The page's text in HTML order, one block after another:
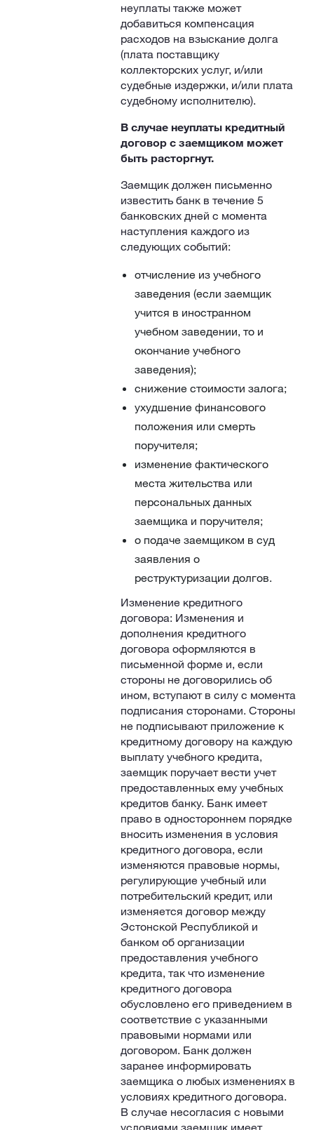
неуплаты также может
добавиться компенсация
расходов на взыскание долга
(плата поставщику
коллекторских услуг, и/или
судебные издержки, и/или плата
судебному исполнителю).
В случае неуплаты кредитный
договор с заемщиком может
быть расторгнут.
Заемщик должен письменно
известить банк в течение 5
банковских дней с момента
наступления каждого из
следующих событий:
отчисление из учебного
заведения (если заемщик
учится в иностранном
учебном заведении, то и
окончание учебного
заведения);
снижение стоимости залога;
ухудшение финансового
положения или смерть
поручителя;
изменение фактического
места жительства или
персональных данных
заемщика и поручителя;
о подаче заемщиком в суд
заявления о
реструктуризации долгов.
Изменение кредитного
договора: Изменения и
дополнения кредитного
договора оформляются в
письменной форме и, если
стороны не договорились об
ином, вступают в силу с момента
подписания сторонами. Стороны
не подписывают приложение к
кредитному договору на каждую
выплату учебного кредита,
заемщик поручает вести учет
предоставленных ему учебных
кредитов банку. Банк имеет
право в одностороннем порядке
вносить изменения в условия
кредитного договора, если
изменяются правовые нормы,
регулирующие учебный или
потребительский кредит, или
изменяется договор между
Эстонской Республикой и
банком об организации
предоставления учебного
кредита, так что изменение
кредитного договора
обусловлено его приведением в
соответствие с указанными
правовыми нормами или
договором. Банк должен
заранее информировать
заемщика о любых изменениях в
условиях кредитного договора.
В случае несогласия с новыми
условиями заемщик имеет